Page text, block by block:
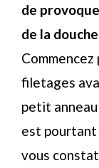
de
de la
filetages
petit
est pourtant
vous